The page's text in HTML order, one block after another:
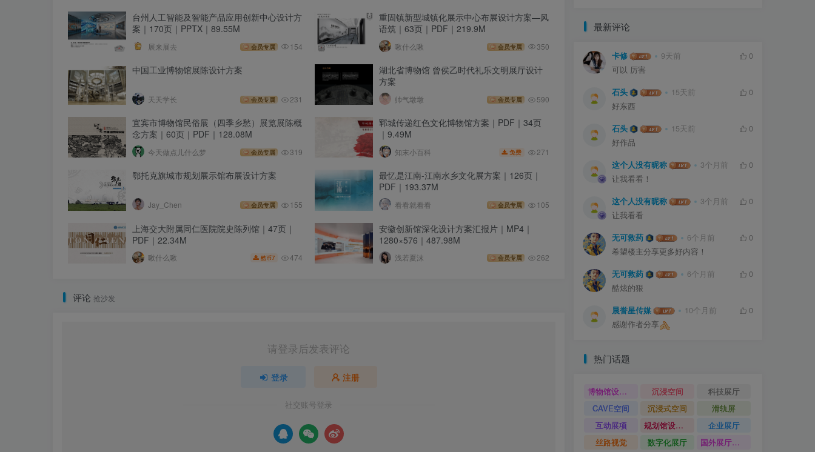
台州人工智能及智能产品应用创新中心设计方
案｜170页｜PPTX｜89.55M
展来展去 会员专属 154
重固镇新型城镇化展示中心布展设计方案—风
语筑｜63页｜PDF｜219.9M
啾什么啾 会员专属 350
中国工业博物馆展陈设计方案
天天学长 会员专属 231
湖北省博物馆 曾侯乙时代礼乐文明展厅设计
方案
帅气墩墩 会员专属 590
宜宾市博物馆民俗展（四季乡愁）展览展陈概
念方案｜60页｜PDF｜128.08M
今天做点儿什么梦 会员专属 319
郓城传递红色文化博物馆方案｜PDF｜34页
｜9.49M
知末小百科 免费 271
鄂托克旗城市规划展示馆布展设计方案
Jay_Chen 会员专属 155
最忆是江南-江南水乡文化展方案｜126页｜
PDF｜193.37M
看看就看看 会员专属 105
上海交大附属同仁医院院史陈列馆｜47页｜
PDF｜22.34M
啾什么啾 酷币7 474
安徽创新馆深化设计方案汇报片｜MP4｜
1280×576｜487.98M
浅若夏沫 会员专属 262
评论 抢沙发
请登录后发表评论
登录 注册
社交账号登录
最新评论
卡修 9天前
0
可以 厉害
石头 15天前
0
好东西
石头 15天前
0
好作品
这个人没有昵称 3个月前
0
让我看看！
这个人没有昵称 3个月前
0
让我看看
无可救药 6个月前
0
希望楼主分享更多好内容！
无可救药 6个月前
0
酷炫的狠
晨誉星传媒 10个月前
0
感谢作者分享
热门话题
博物馆设计方案 沉浸空间
科技展厅
CAVE空间
沉浸式空间
滑轨屏
互动展项
规划馆设计方案
企业展厅
丝路视觉
数字化展厅
国外展厅案例